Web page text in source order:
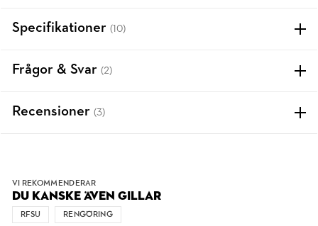
Specifikationer (10)
Frågor & Svar (2)
Recensioner (3)
VI REKOMMENDERAR
DU KANSKE ÄVEN GILLAR
RFSU RENGÖRING